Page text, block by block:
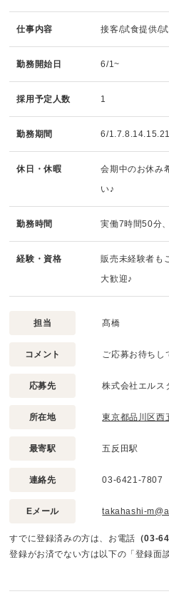
仕事内容 接客/試食提供/
勤務開始日 6/1~
採用予定人数 1
勤務期間 6/
休日・休暇
会期中のお休み
い♪
勤務時間 実働7時間50分
経験・資格
販売未経験者も
大歓迎♪
担当 髙橋
コメント ご応募お待ちし
応募先 株式会社エルス
所在地 東京都品川区
最寄駅 五反田駅
連絡先 03-6421-7807
Eメール takahashi-
すでに登録済みの方は、お電話 （03-
登録がお済でない方は以下の「登録面